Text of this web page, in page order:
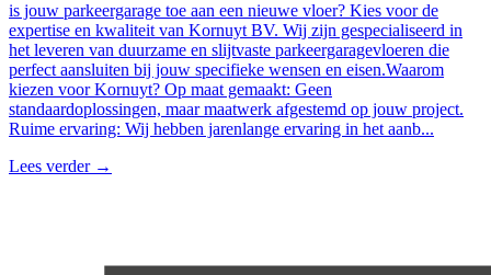
is jouw parkeergarage toe aan een nieuwe vloer? Kies voor de
expertise en kwaliteit van Kornuyt BV. Wij zijn gespecialiseerd in
het leveren van duurzame en slijtvaste parkeergaragevloeren die
perfect aansluiten bij jouw specifieke wensen en eisen.Waarom
kiezen voor Kornuyt? Op maat gemaakt: Geen
standaardoplossingen, maar maatwerk afgestemd op jouw project.
Ruime ervaring: Wij hebben jarenlange ervaring in het aanb...
Lees verder →